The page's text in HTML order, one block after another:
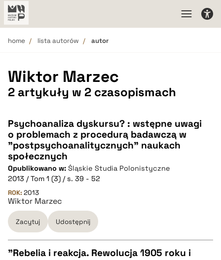
home lista autorów autor
Wiktor Marzec
2 artykuły w 2 czasopismach
Psychoanaliza dyskursu? : wstępne uwagi
o problemach z procedurą badawczą w
"postpsychoanalitycznych" naukach
społecznych
Opublikowano w: Śląskie Studia Polonistyczne
2013 / Tom 1 (3) / s. 39 - 52
ROK: 2013
Wiktor Marzec
Zacytuj Udostępnij
"Rebelia i reakcja. Rewolucja 1905 roku i